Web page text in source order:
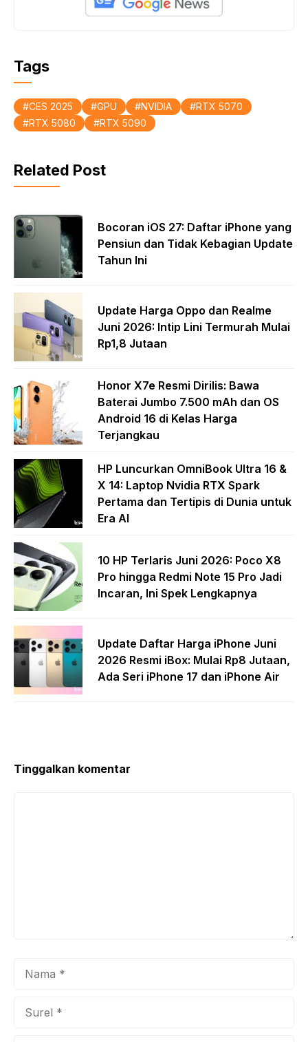
Tags
CES 2025 GPU NVIDIA
RTX 5070
RTX 5080
RTX 5090
Related Post
Bocoran iOS 27: Daftar iPhone yang
Pensiun dan Tidak Kebagian Update
Tahun Ini
Update Harga Oppo dan Realme
Juni 2026: Intip Lini Termurah Mulai
Rp1,8 Jutaan
Honor X7e Resmi Dirilis: Bawa
Baterai Jumbo 7.500 mAh dan OS
Android 16 di Kelas Harga
Terjangkau
HP Luncurkan OmniBook Ultra 16 &
X 14: Laptop Nvidia RTX Spark
Pertama dan Tertipis di Dunia untuk
Era AI
10 HP Terlaris Juni 2026: Poco X8
Pro hingga Redmi Note 15 Pro Jadi
Incaran, Ini Spek Lengkapnya
Update Daftar Harga iPhone Juni
2026 Resmi iBox: Mulai Rp8 Jutaan,
Ada Seri iPhone 17 dan iPhone Air
Tinggalkan komentar